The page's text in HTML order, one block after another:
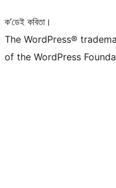
ক’ডেই কবিতা।
The WordPress®
of the WordPress